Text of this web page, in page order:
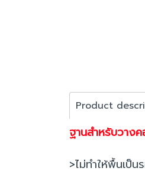
Product
ฐานสำหรับวาง
>ไม่ทำให้พื้นเป็น